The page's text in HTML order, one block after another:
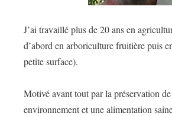
J’ai travaillé plus de 20 ans en
d’abord en arboriculture fruitière puis
petite surface).
Motivé avant tout par la préservation
environnement et une alimentation